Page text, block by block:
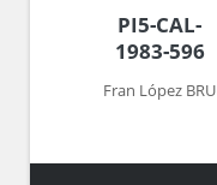
PI5-CAL-
1983-596
Fran López BRU